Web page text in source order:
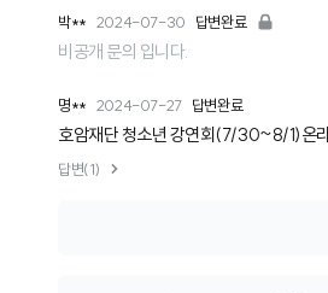
박** 2024-07-30 답변완료
비공개 문의 입니다.
명** 2024-07-27 답변완료
호암재단 청소년 강연회(7/30~8/1)온
답변(1)